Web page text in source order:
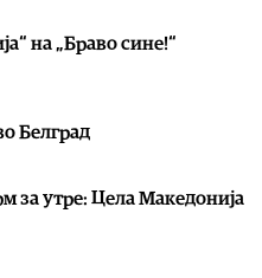
на „Браво сине!“
Белград
за утре: Цела Македонија